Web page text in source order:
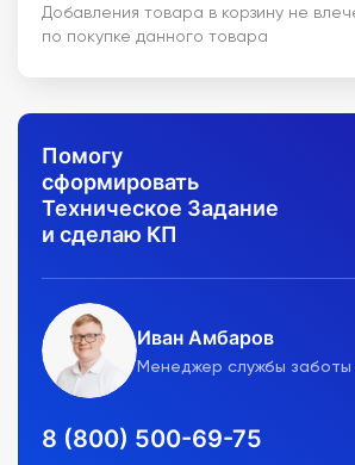
Добавления товара в корзину не
по покупке данного товара
Помогу
сформировать
Техническое Задание
и сделаю КП
Иван Амбаров
Менеджер службы заботы
8 (800) 500-69-75